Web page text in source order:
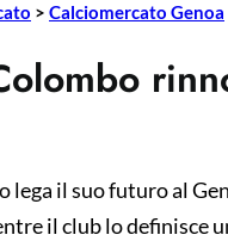
> Calciomercato Genoa
lega il suo futuro al
il club lo definisce